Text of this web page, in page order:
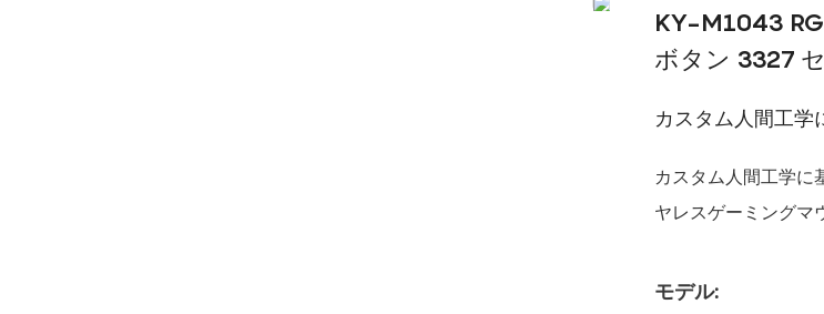
KY-M1043
ボタン 3327
カスタム人間工学
カスタム人間工学に
ヤレスゲーミングマ
モデル: